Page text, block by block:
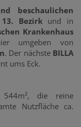
beschaulichen
Bezirkund in
Krankenhaus
umgeben von
. Der nächste BILLA
ums Eck.
544m², die reine
Nutzfläche ca.